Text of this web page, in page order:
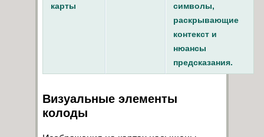
карты
символы,
раскрывающие
контекст и
нюансы
предсказания.
Визуальные элементы
колоды